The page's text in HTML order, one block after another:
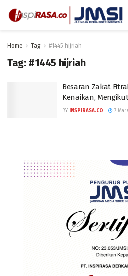
Home Tag #1445 hijriah
Tag: #1445 hijriah
Besaran Zakat
Kenaikan,
BY INSPIRASA.CO 7